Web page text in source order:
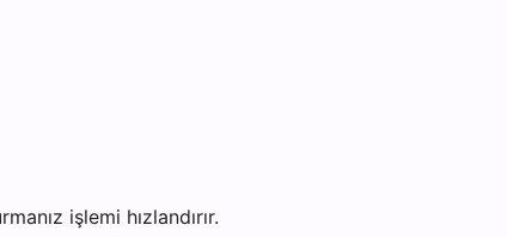
işlemi hızlandırır.